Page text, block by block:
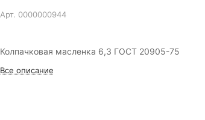
Арт. 0000000944
Колпачковая масленка 6,3 ГОСТ 20905-75
Все описание